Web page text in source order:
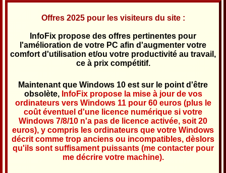
Offres 2025 pour les visiteurs du site :
InfoFix propose des offres pertinentes pour
l'amélioration de votre PC afin d'augmenter votre
comfort d'utilisation et/ou votre productivité au travail,
ce à prix compétitif.
Maintenant que Windows 10 est sur le point d'être
obsolète, InfoFix propose la mise à jour de vos
ordinateurs vers Windows 11 pour 60 euros (plus le
coût éventuel d'une licence numérique si votre
Windows 7/8/10 n'a pas de licence activée, soit 20
euros), y compris les ordinateurs que votre Windows
décrit comme trop anciens ou incompatibles, dèslors
qu'ils sont suffisament puissants (me contacter pour
me décrire votre machine).